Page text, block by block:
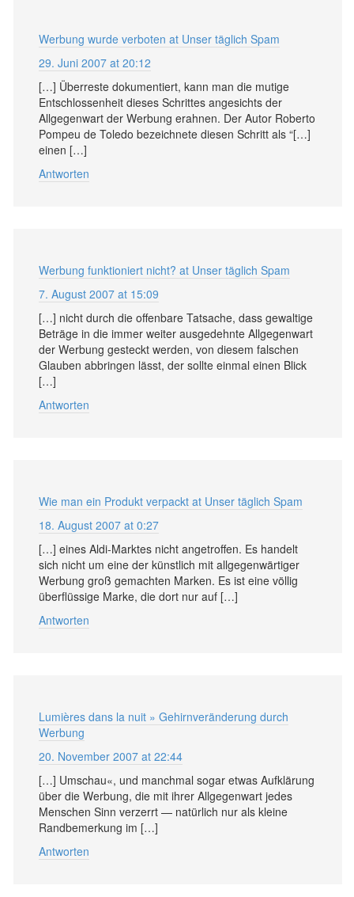
Werbung wurde verboten at Unser täglich Spam
29. Juni 2007 at 20:12
[…] Überreste dokumentiert, kann man die mutige
Entschlossenheit dieses Schrittes angesichts der
Allgegenwart der Werbung erahnen. Der Autor Roberto
Pompeu de Toledo bezeichnete diesen Schritt als “[…]
einen […]
Antworten
Werbung funktioniert nicht? at Unser täglich Spam
7. August 2007 at 15:09
[…] nicht durch die offenbare Tatsache, dass gewaltige
Beträge in die immer weiter ausgedehnte Allgegenwart
der Werbung gesteckt werden, von diesem falschen
Glauben abbringen lässt, der sollte einmal einen Blick
[…]
Antworten
Wie man ein Produkt verpackt at Unser täglich Spam
18. August 2007 at 0:27
[…] eines Aldi-Marktes nicht angetroffen. Es handelt
sich nicht um eine der künstlich mit allgegenwärtiger
Werbung groß gemachten Marken. Es ist eine völlig
überflüssige Marke, die dort nur auf […]
Antworten
Lumières dans la nuit » Gehirnveränderung durch
Werbung
20. November 2007 at 22:44
[…] Umschau«, und manchmal sogar etwas Aufklärung
über die Werbung, die mit ihrer Allgegenwart jedes
Menschen Sinn verzerrt — natürlich nur als kleine
Randbemerkung im […]
Antworten